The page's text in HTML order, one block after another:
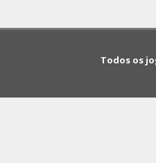
Todos os